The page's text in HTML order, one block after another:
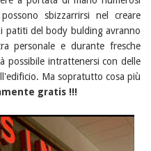
sbizzarrirsi nel creare
patiti del body bulding avranno
personale e durante fresche
possibile intrattenersi con delle
Ma sopratutto cosa più
gratis !!!